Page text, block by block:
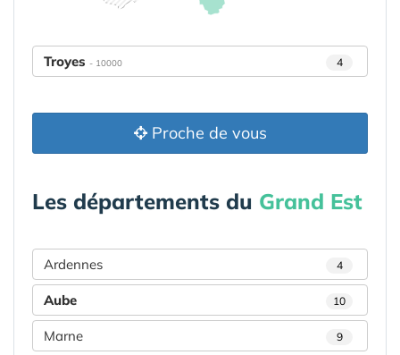
Troyes - 10000 4
Proche de vous
Les départements du Grand Est
Ardennes 4
Aube 10
Marne 9